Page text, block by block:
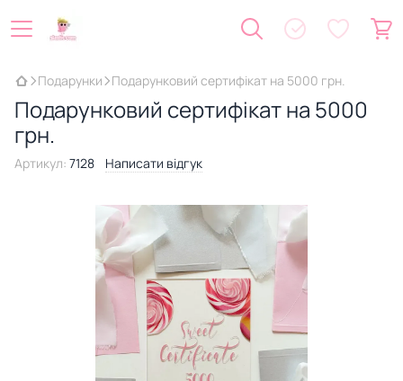
Подарунки Подарунковий сертифікат на 5000 грн.
Подарунковий сертифікат на 5000
грн.
Артикул: 7128 Написати відгук